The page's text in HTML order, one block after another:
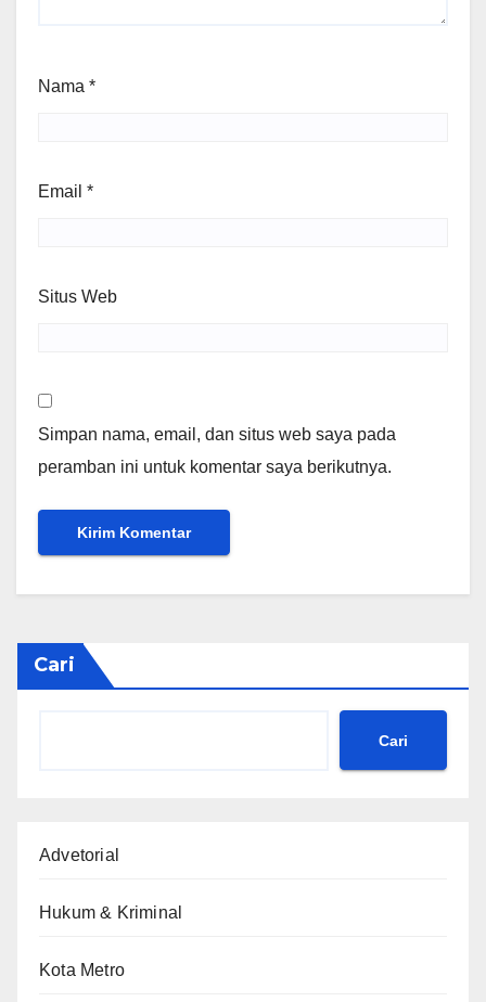
Nama *
Email *
Situs Web
Simpan nama, email, dan situs web saya pada
peramban ini untuk komentar saya berikutnya.
Cari
Cari
Advetorial
Hukum & Kriminal
Kota Metro